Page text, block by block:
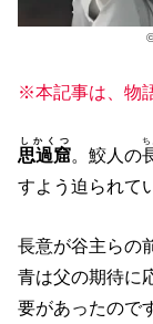
※本記事は、物
思過窟
しかくつ
。鮫人の
ち
すよう迫られて
長意が谷主らの
青は父の期待に
要があったので